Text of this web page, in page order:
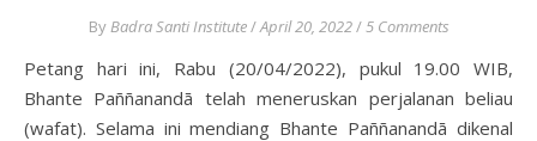
ByBadra Santi Institute/April 20, 2022/5 Comments
Petang hari ini, Rabu (20/04/2022), pukul 19.00 WIB,
Bhante Paññanandā telah meneruskan perjalanan beliau
(wafat). Selama ini mendiang Bhante Paññanandā dikenal